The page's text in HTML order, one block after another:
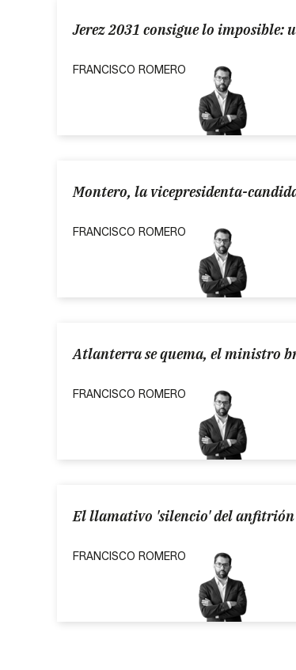
Jerez 2031 consigue lo
FRANCISCO ROMERO
Montero, la vicepresidenta-
FRANCISCO ROMERO
Atlanterra se quema, el ministro
FRANCISCO ROMERO
El llamativo 'silencio' del anfitrión
FRANCISCO ROMERO